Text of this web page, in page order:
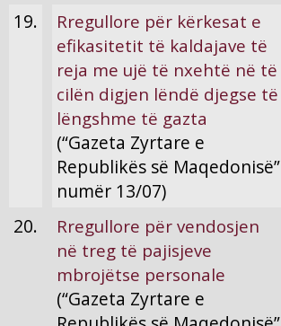
19.
Rregullore për kërkesat e
efikasitetit të kaldajave të
reja me ujë të nxehtë në të
cilën digjen lëndë djegse të
lëngshme të gazta
(“Gazeta Zyrtare e
Republikës së Maqedonisë”
numër 13/07)
20.
Rregullore për vendosjen
në treg të pajisjeve
mbrojëtse personale
(“Gazeta Zyrtare e